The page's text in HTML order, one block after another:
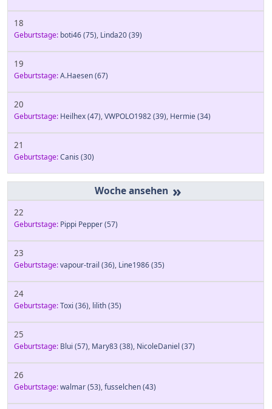
18
Geburtstage: boti46(75), Linda20(39)
19
Geburtstage:A.Haesen(67)
20
Geburtstage: Heilhex(47),VWPOLO1982(39), Hermie(34)
21
Geburtstage:Canis (30)
»
22
Geburtstage: Pippi Pepper(57)
23
Geburtstage:vapour-trail (36), Line1986(35)
24
Geburtstage:Toxi (36), lilith(35)
25
Geburtstage: Blui (57), Mary83(38), NicoleDaniel (37)
26
Geburtstage:walmar(53),fusselchen(43)